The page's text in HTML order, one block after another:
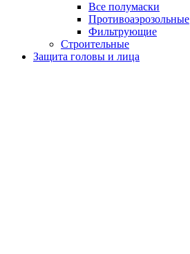
Все полумаски
Противоаэрозольные
Фильтрующие
Строительные
Защита головы и лица